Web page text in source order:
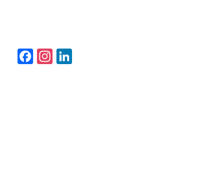
Facebook
Instagram